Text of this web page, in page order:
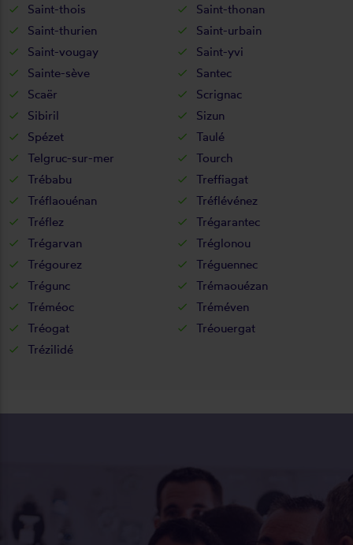
Saint-thois
Saint-thonan
Saint-thurien
Saint-urbain
Saint-vougay
Saint-yvi
Sainte-sève
Santec
Scaër
Scrignac
Sibiril
Sizun
Spézet
Taulé
Telgruc-sur-mer
Tourch
Trébabu
Treffiagat
Tréflaouénan
Tréflévénez
Tréflez
Trégarantec
Trégarvan
Tréglonou
Trégourez
Tréguennec
Trégunc
Trémaouézan
Tréméoc
Tréméven
Tréogat
Tréouergat
Trézilidé